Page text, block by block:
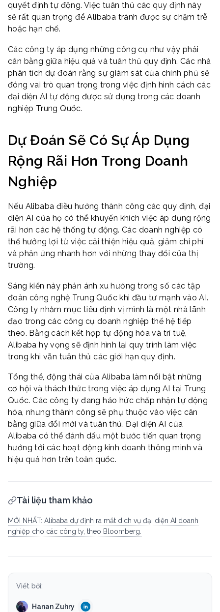
quyết định tự động. Việc tuân thủ các quy định này
sẽ rất quan trọng để Alibaba tránh được sự chậm trễ
hoặc hạn chế.
Các công ty áp dụng những công cụ như vậy phải
cân bằng giữa hiệu quả và tuân thủ quy định. Các nhà
phân tích dự đoán rằng sự giám sát của chính phủ sẽ
đóng vai trò quan trọng trong việc định hình cách các
đại diện AI tự động được sử dụng trong các doanh
nghiệp Trung Quốc.
Dự Đoán Sẽ Có Sự Áp Dụng
Rộng Rãi Hơn Trong Doanh
Nghiệp
Nếu Alibaba điều hướng thành công các quy định, đại
diện AI của họ có thể khuyến khích việc áp dụng rộng
rãi hơn các hệ thống tự động. Các doanh nghiệp có
thể hưởng lợi từ việc cải thiện hiệu quả, giảm chi phí
và phản ứng nhanh hơn với những thay đổi của thị
trường.
Sáng kiến này phản ánh xu hướng trong số các tập
đoàn công nghệ Trung Quốc khi đầu tư mạnh vào AI.
Công ty nhằm mục tiêu định vị mình là một nhà lãnh
đạo trong các công cụ doanh nghiệp thế hệ tiếp
theo. Bằng cách kết hợp tự động hóa và trí tuệ,
Alibaba hy vọng sẽ định hình lại quy trình làm việc
trong khi vẫn tuân thủ các giới hạn quy định.
Tổng thể, động thái của Alibaba làm nổi bật những
cơ hội và thách thức trong việc áp dụng AI tại Trung
Quốc. Các công ty đang háo hức chấp nhận tự động
hóa, nhưng thành công sẽ phụ thuộc vào việc cân
bằng giữa đổi mới và tuân thủ. Đại diện AI của
Alibaba có thể đánh dấu một bước tiến quan trọng
hướng tới các hoạt động kinh doanh thông minh và
hiệu quả hơn trên toàn quốc.
Tài liệu tham khảo
MỚI NHẤT: Alibaba dự định ra mắt dịch vụ đại diện AI doanh
nghiệp cho các công ty, theo Bloomberg.
Viết bởi:
Hanan Zuhry